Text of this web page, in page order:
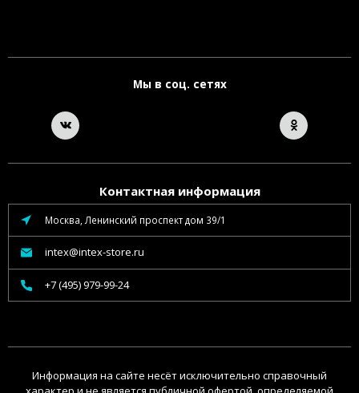
Мы в соц. сетях
Контактная информация
Москва, Ленинский проспект дом 39/1
intex@intex-store.ru
+7 (495) 979-99-24
Информация на сайте несёт исключительно справочный